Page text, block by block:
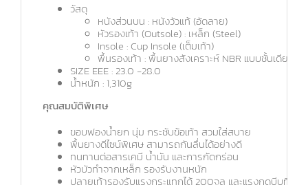
วัสดุ
หนังส่วนบน : หนังวัวแท้ (อัดลาย)
หัวรองเท้า (Outsole) : เหล็ก (Steel)
Insole : Cup Insole (เต็มเท้า)
พื้นรองเท้า : พื้นยางสังเคราะห์ NBR แบบชั้นเดียว
SIZE EEE : 23.0 -28.0
น้ำหนัก : 1,310g
คุณสมบัติพิเศษ
ขอบฟองน้ำยก นุ่ม กระชับข้อเท้า สวมใส่สบาย
พื้นยางดีไซน์พิเศษ สามารถกันลื่นได้อย่างดี
ทนทานต่อสารเคมี น้ำมัน และการกัดกร่อน
หัวบัวทำจากเหล็ก รองรับงานหนัก
ปลายเท้ารองรับแรงกระแทกได้ 200จูล และแรงกดบีบที่